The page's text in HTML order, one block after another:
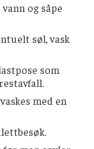
65 °C, ev.
og på
til klut.
og såpe
søl, vask
som
med en